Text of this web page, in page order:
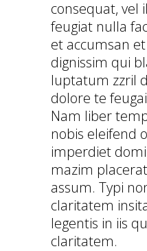
consequat, vel
feugiat nulla
et accumsan
dignissim qui
luptatum zzril
dolore te
Nam liber
nobis eleifend
imperdiet
mazim
assum. Typi
claritatem
legentis in iis
claritatem.